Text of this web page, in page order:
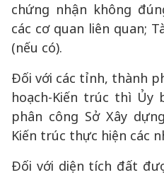
chứng nhận không
các cơ quan liên quan;
(nếu có).
Đối với các tỉnh, thành
hoạch-Kiến trúc thì Ủy
phân công Sở Xây
Kiến trúc thực hiện các
Đối với diện tích đất